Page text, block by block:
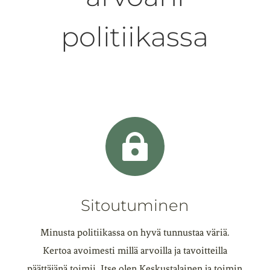
politiikassa

Sitoutuminen
Minusta politiikassa on hyvä tunnustaa väriä.
Kertoa avoimesti millä arvoilla ja tavoitteilla